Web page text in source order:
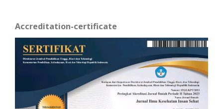
Accreditation-certificate